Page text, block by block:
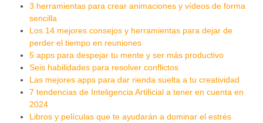
3 herramientas para crear animaciones y vídeos de forma
sencilla
Los 14 mejores consejos y herramientas para dejar de
perder el tiempo en reuniones
5 apps para despejar tu mente y ser más productivo
Seis habilidades para resolver conflictos
Las mejores apps para dar rienda suelta a tu creatividad
7 tendencias de Inteligencia Artificial a tener en cuenta en
2024
Libros y películas que te ayudarán a dominar el estrés